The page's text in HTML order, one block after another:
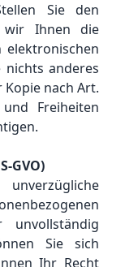
Sie den
wir Ihnen die
anderes
nach Art.
Freiheiten
GVO)
Sie sich
Ihr Recht